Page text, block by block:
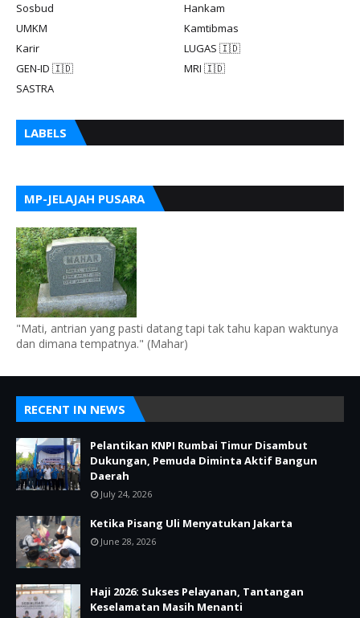
Sosbud
Hankam
UMKM
Kamtibmas
Karir
LUGAS 🇮🇩
GEN-ID 🇮🇩
MRI 🇮🇩
SASTRA
LABELS
MP-JELAJAH PUSARA
"Mati, antrian yang pasti datang tapi tak tahu kapan waktunya
dan dimana tempatnya." (Mahar)
RECENT IN NEWS
Pelantikan KNPI Rumbai Timur Disambut
Dukungan, Pemuda Diminta Aktif Bangun
Daerah
July 24, 2026
Ketika Pisang Uli Menyatukan Jakarta
June 28, 2026
Haji 2026: Sukses Pelayanan, Tantangan
Keselamatan Masih Menanti